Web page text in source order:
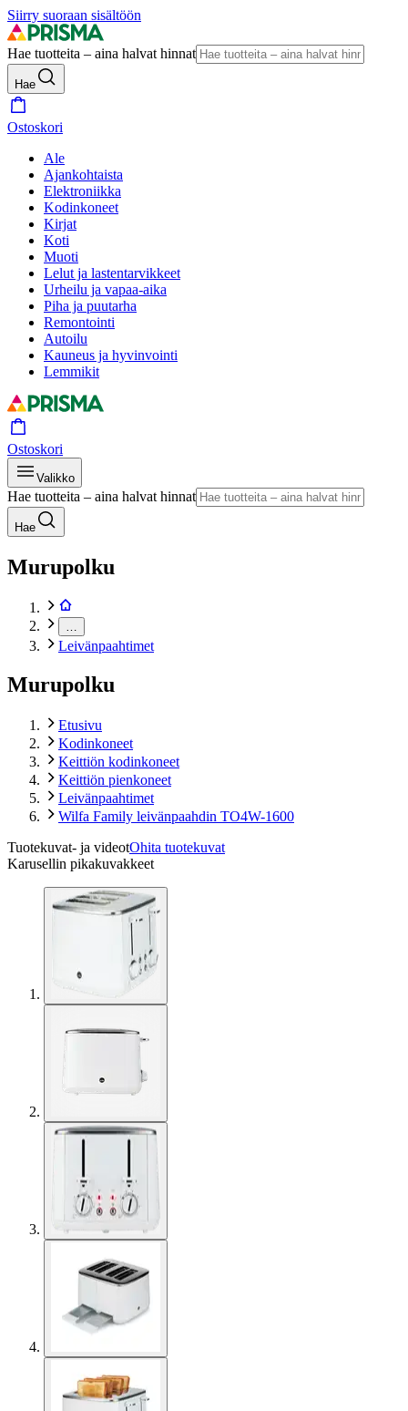
Siirry suoraan sisältöön
Hae tuotteita – aina halvat hinnat
Hae
Ostoskori
Ale
Ajankohtaista
Elektroniikka
Kodinkoneet
Kirjat
Koti
Muoti
Lelut ja lastentarvikkeet
Urheilu ja vapaa-aika
Piha ja puutarha
Remontointi
Autoilu
Kauneus ja hyvinvointi
Lemmikit
Ostoskori
Valikko
Hae tuotteita – aina halvat hinnat
Hae
Murupolku
Leivänpaahtimet
Murupolku
Etusivu
Kodinkoneet
Keittiön kodinkoneet
Keittiön pienkoneet
Leivänpaahtimet
Wilfa Family leivänpaahdin TO4W-1600
Tuotekuvat- ja videotOhita tuotekuvat
Karusellin pikakuvakkeet